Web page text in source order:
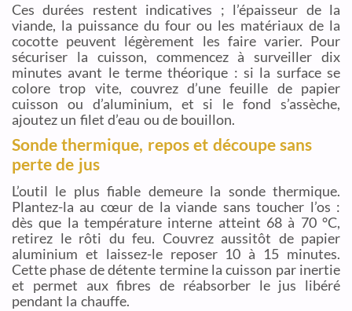
Ces durées restent indicatives ; l’épaisseur de la
viande, la puissance du four ou les matériaux de la
cocotte peuvent légèrement les faire varier. Pour
sécuriser la cuisson, commencez à surveiller dix
minutes avant le terme théorique : si la surface se
colore trop vite, couvrez d’une feuille de papier
cuisson ou d’aluminium, et si le fond s’assèche,
ajoutez un filet d’eau ou de bouillon.
Sonde thermique, repos et découpe sans
perte de jus
L’outil le plus fiable demeure la sonde thermique.
Plantez-la au cœur de la viande sans toucher l’os :
dès que la température interne atteint 68 à 70 °C,
retirez le rôti du feu. Couvrez aussitôt de papier
aluminium et laissez-le reposer 10 à 15 minutes.
Cette phase de détente termine la cuisson par inertie
et permet aux fibres de réabsorber le jus libéré
pendant la chauffe.